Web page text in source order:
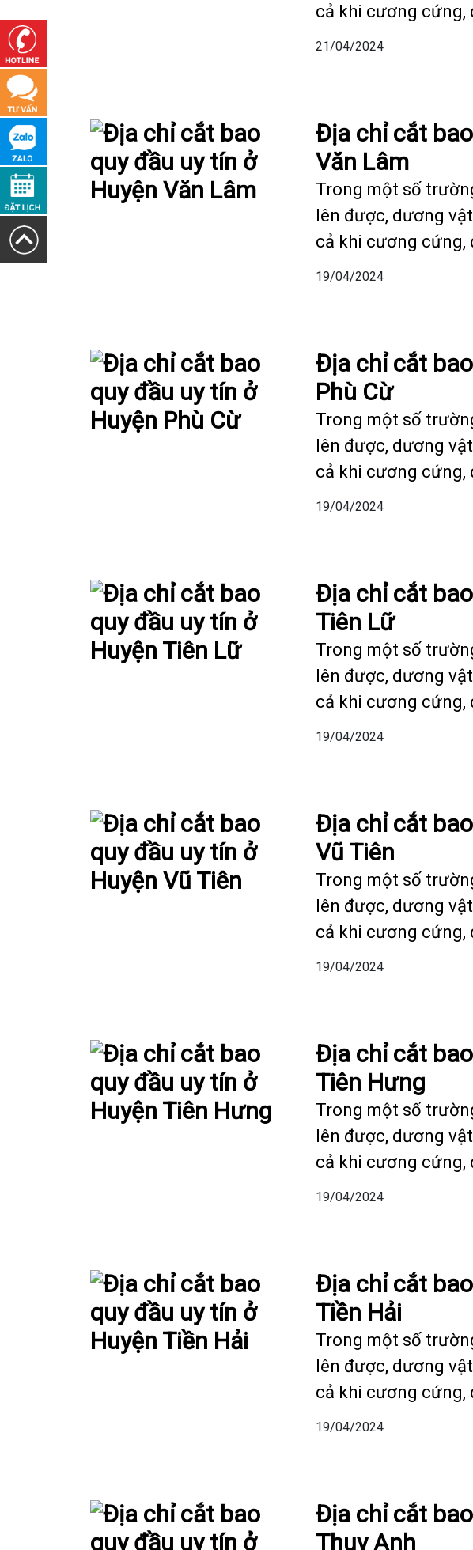
cả khi cương cứng,
21/04/2024
Địa chỉ cắt
Văn Lâm
Trong một số
lên được, dương
cả khi cương cứng,
19/04/2024
Địa chỉ cắt
Phù Cừ
Trong một số
lên được, dương
cả khi cương cứng,
19/04/2024
Địa chỉ cắt
Tiên Lữ
Trong một số
lên được, dương
cả khi cương cứng,
19/04/2024
Địa chỉ cắt
Vũ Tiên
Trong một số
lên được, dương
cả khi cương cứng,
19/04/2024
Địa chỉ cắt
Tiên Hưng
Trong một số
lên được, dương
cả khi cương cứng,
19/04/2024
Địa chỉ cắt
Tiền Hải
Trong một số
lên được, dương
cả khi cương cứng,
19/04/2024
Địa chỉ cắt
Thụy Anh